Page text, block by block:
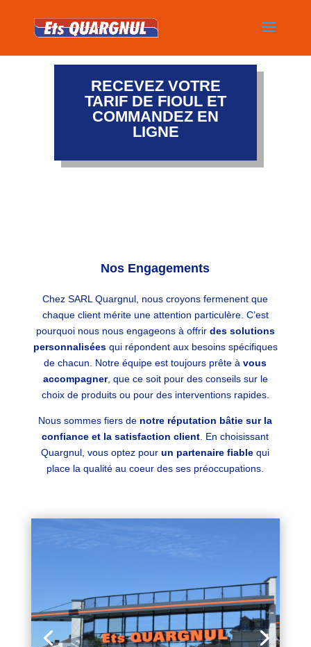
RECEVEZ VOTRE
TARIF DE FIOUL ET
COMMANDEZ EN
LIGNE
Nos Engagements
Chez SARL Quargnul, nous croyons fermenent que
chaque client mérite une attention particulère. C’est
pourquoi nous nous engageons à offrir des solutions
personnaliséesqui répondent aux besoins spécifiques
de chacun. Notre équipe est toujours prête àvous
accompagner, que ce soit pour des conseils sur le
choix de produits ou pour des interventions rapides.
Nous sommes fiers de notre réputation bâtie sur la
confiance et la satisfaction client . En choisissant
Quargnul, vous optez pourun partenaire fiable qui
place la qualité au coeur des ses préoccupations.